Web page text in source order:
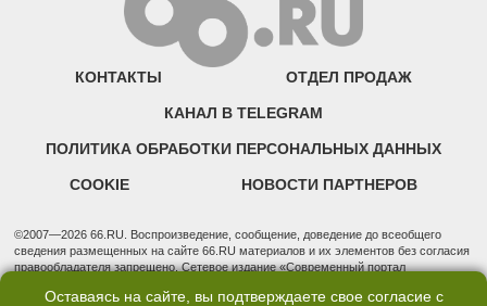
КОНТАКТЫ ОТДЕЛ ПРОДАЖ
КАНАЛ В TELEGRAM
ПОЛИТИКА ОБРАБОТКИ ПЕРСОНАЛЬНЫХ ДАННЫХ
COOKIE НОВОСТИ ПАРТНЕРОВ
©2007—2026 66.RU. Воспроизведение, сообщение, доведение до всеобщего
сведения размещенных на сайте 66.RU материалов и их элементов без согласия
правообладателя запрещено. Сетевое издание «Современный портал
надзору в сфере связи, информационных технологий и массовых коммуникаций
Оставаясь на сайте, вы подтверждаете свое согласие с